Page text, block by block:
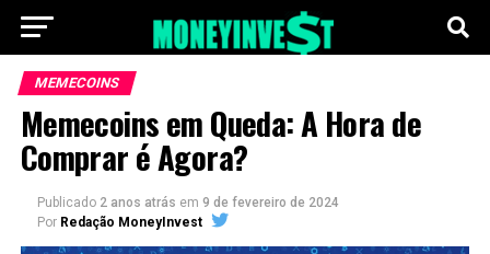
MEMECOINS
Memecoins em Queda: A Hora de
Comprar é Agora?
Publicado 2 anos atrás em 9 de fevereiro de 2024
Por Redação MoneyInvest